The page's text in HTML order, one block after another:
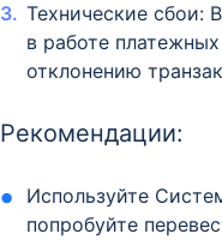
Технические сбои:
в работе
отклонению
Рекомендации:
Используйте
попробуйте